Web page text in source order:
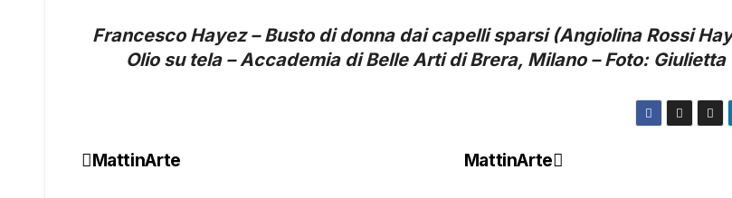
Francesco Hayez – Busto di donna dai capelli sparsi (Angiolina Rossi
Olio su tela – Accademia di Belle Arti di Brera, Milano – Foto:
Navigazione
MattinArte
MattinArte